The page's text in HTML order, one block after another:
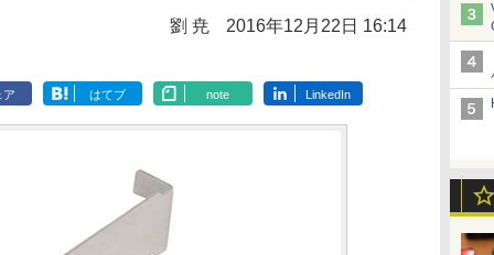
劉 尭 2016年12月22日 16:14
ア はてブ note LinkedIn